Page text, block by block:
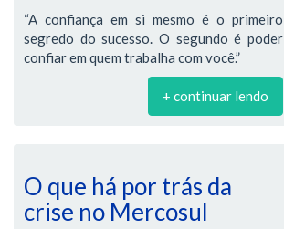
“A confiança em si mesmo é o primeiro
segredo do sucesso. O segundo é poder
confiar em quem trabalha com você.”
+ continuar lendo
O que há por trás da
crise no Mercosul